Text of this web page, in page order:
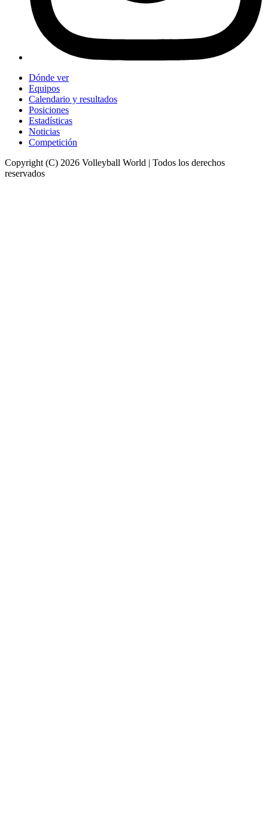
Dónde ver
Equipos
Calendario y resultados
Posiciones
Estadísticas
Noticias
Competición
Copyright (C) 2026 Volleyball World | Todos los derechos
reservados